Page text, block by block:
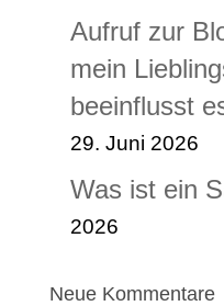
Aufruf zur
mein
beeinflusst
29. Juni 2026
Was ist ein
2026
Neue Kommentare